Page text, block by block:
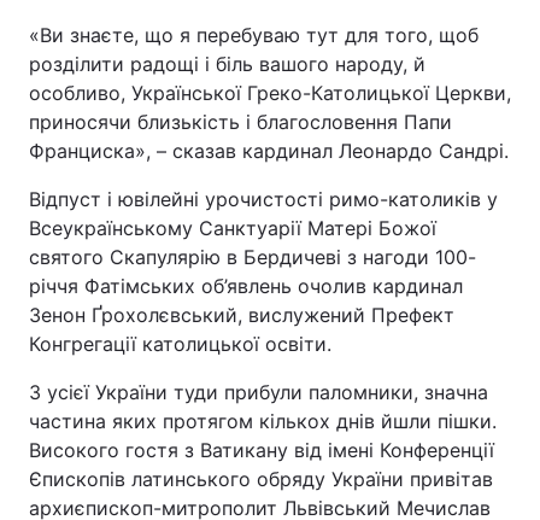
«Ви знаєте, що я перебуваю тут для того, щоб
розділити радощі і біль вашого народу, й
особливо, Української Греко-Католицької Церкви,
приносячи близькість і благословення Папи
Франциска», – сказав кардинал Леонардо Сандрі.
Відпуст і ювілейні урочистості римо-католиків у
Всеукраїнському Санктуарії Матері Божої
святого Скапулярію в Бердичеві з нагоди 100-
річчя Фатімських об’явлень очолив кардинал
Зенон Ґрохолєвський, вислужений Префект
Конгрегації католицької освіти.
З усієї України туди прибули паломники, значна
частина яких протягом кількох днів йшли пішки.
Високого гостя з Ватикану від імені Конференції
Єпископів латинського обряду України привітав
архиєпископ-митрополит Львівський Мечислав